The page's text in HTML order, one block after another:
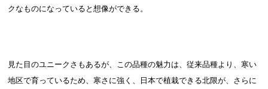
クなものになっていると想像ができる。
見た目のユニークさもあるが、この品種の魅力は、従来品種より、寒い
地区で育っているため、寒さに強く、日本で植栽できる北限が、さらに